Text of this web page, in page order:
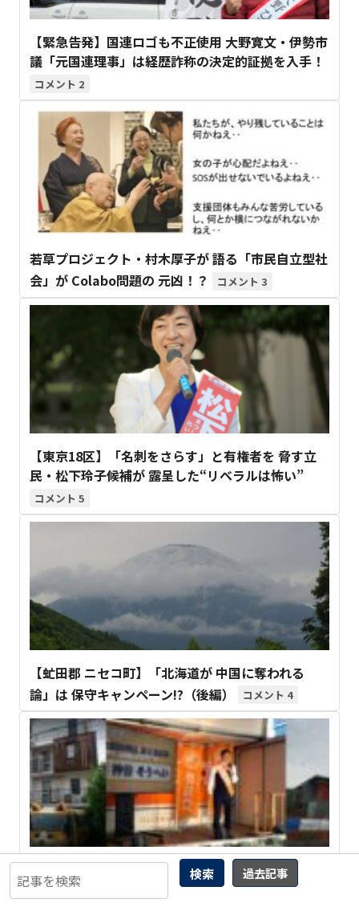
検索 過去記事
【緊急告発】国連ロゴも不正使用 大野寛文・伊勢市
議「元国連理事」は経歴詐称の決定的証拠を入手！
2
若草プロジェクト・村木厚子が 語る「市民自立型社
会」が Colabo問題の 元凶！？
3
【東京18区】「名刺をさらす」と有権者を 脅す立
民・松下玲子候補が 露呈した“リベラルは怖い”
5
【虻田郡 ニセコ町】「北海道が 中国に奪われる
論」は 保守キャンペーン!?（後編）
4
【愛国商法】参政党・神谷代表が 声を潜める「森友
学園」役員の 黒歴史